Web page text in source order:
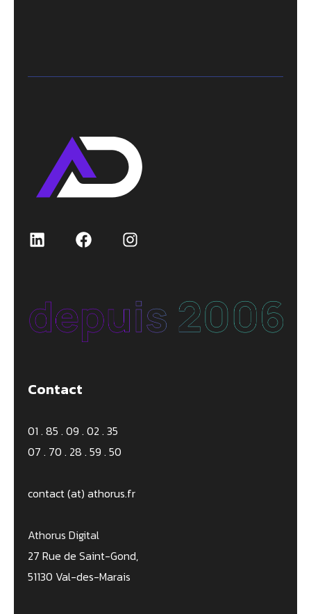
Contact
01 . 85 . 09 . 02 . 35
07 . 70 . 28 . 59 . 50
contact (at) athorus.fr
Athorus Digital
27 Rue de Saint-Gond,
51130 Val-des-Marais